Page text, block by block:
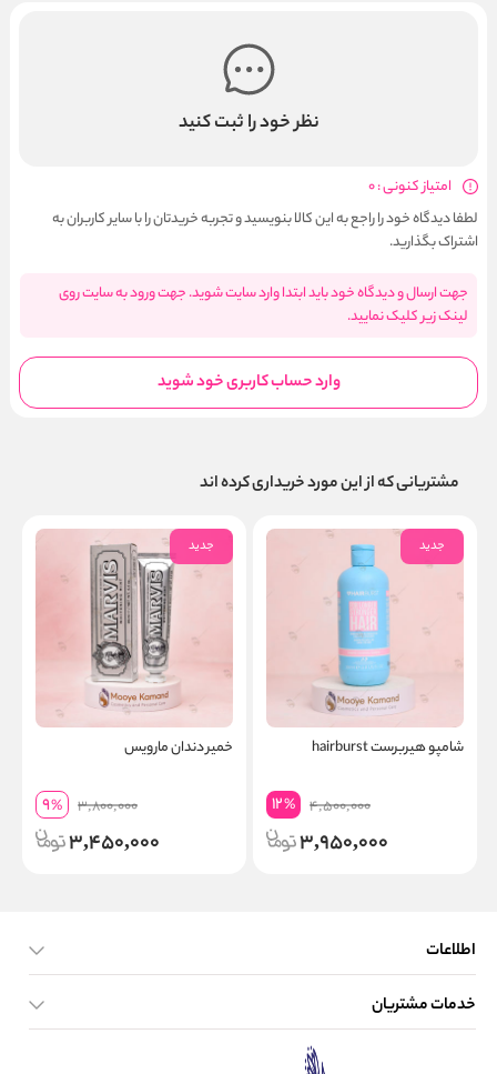
نظر خود را ثبت کنید
امتیاز کنونی : 0
لطفا دیدگاه خود را راجع به این کالا بنویسید و تجربه خریدتان را با سایر کاربران به
اشتراک بگذارید.
جهت ارسال و دیدگاه خود باید ابتدا وارد سایت شوید. جهت ورود به سایت روی
لینک زیر کلیک نمایید.
وارد حساب کاربری خود شوید
مشتریانی که از این مورد خریداری کرده اند
جدید
شامپو هیربرست hairburst
4,500,000
12%
3,950,000
جدید
خمیر دندان مارویس
3,800,000
9%
3,450,000
اطلاعات
صفحه اصلی
خدمات مشتریان